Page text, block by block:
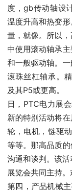
度，gb传动轴设
温度升高和热变
量，就像。所以
中使用滚动轴承
和一般驱动轴。
滚珠丝杠轴承。
及其P5或更高。
日，PTC电力展
新的特别活动将
轮，电机，链驱
等等。那高品质
沟通和谈判。该
展览会共同主持
第四，产品机械